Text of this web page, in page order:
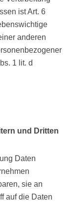
ist Art. 6
anderen
1 lit. d
und Dritten
Daten
sie an
auf die Daten